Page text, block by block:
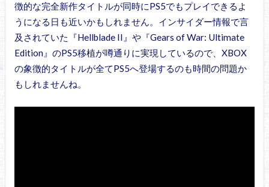
徴的な完全新作タイトルが同時にPS5でもプレイできるよ
うになる日も近いかもしれません。インサイダー情報で言
及されていた『Hellblade II』や『Gears of War: Ultimate
Edition』のPS5移植が噂通りに実現しているので、XBOX
の象徴的タイトルが全てPS5へ登場するのも時間の問題か
もしれませんね。